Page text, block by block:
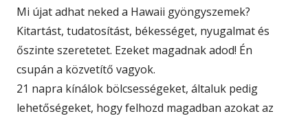
Mi újat adhat neked a Hawaii gyöngyszemek?
Kitartást, tudatosítást, békességet, nyugalmat és
őszinte szeretetet. Ezeket magadnak adod! Én
csupán a közvetítő vagyok.
21 napra kínálok bölcsességeket, általuk pedig
lehetőségeket, hogy felhozd magadban azokat az